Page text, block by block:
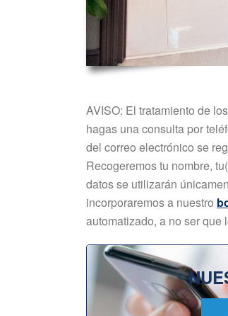
AVISO: El tratamiento de
hagas una consulta por
del correo electrónico se
Recogeremos tu nombre,
datos se utilizarán
incorporaremos a nuestro
automatizado, a no ser que